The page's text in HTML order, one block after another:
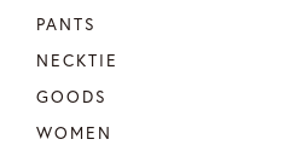
PANTS
NECKTIE
GOODS
WOMEN